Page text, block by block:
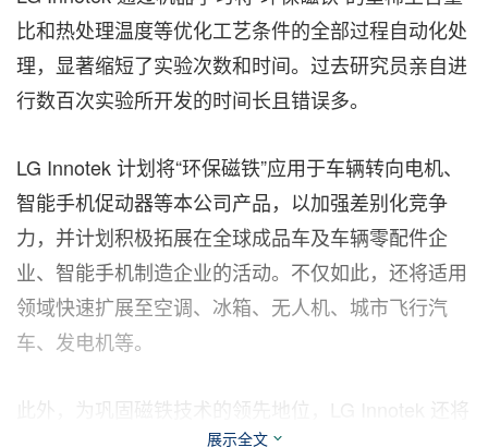
比和热处理温度等优化工艺条件的全部过程自动化处
理，显著缩短了实验次数和时间。过去研究员亲自进
行数百次实验所开发的时间长且错误多。
LG Innotek 计划将“环保磁铁”应用于车辆转向电机、
智能手机促动器等本公司产品，以加强差别化竞争
力， 并计划积极拓展在全球成品车及车辆零配件企
业、智能手机制造企业的活动。不仅如此， 还将适用
领域快速扩展至空调、冰箱、无人机、城市飞行汽
车、发电机等。
此外，为巩固磁铁技术的领先地位，
还将
展示全文